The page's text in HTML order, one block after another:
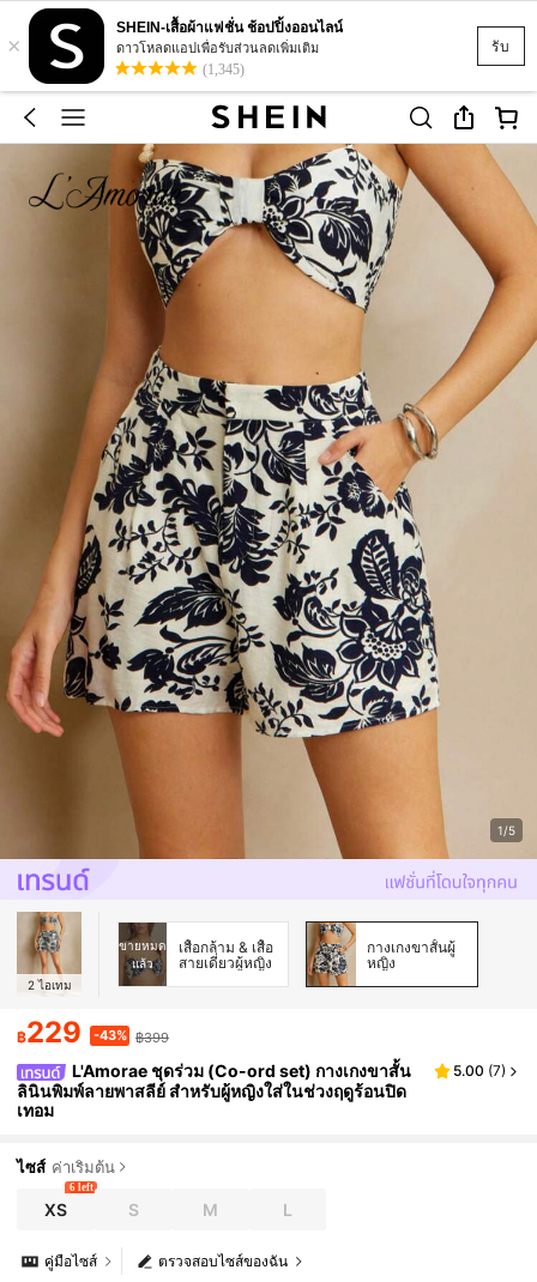
รับ
×
SHEIN-เสื้อผ้าแฟชั่น ช้อปปิ้งออนไลน์
ดาวโหลดแอปเพื่อรับส่วนลดเพิ่มเติม
(1,345)
1/5
2 ไอเทม
ขายหมด
แล้ว
เสื้อกล้าม & เสื้อ
สายเดี่ยวผู้หญิง
กางเกงขาสั้นผู้
หญิง
฿229 -43% ฿399
L'Amorae ชุดร่วม (Co-ord set) กางเกงขาสั้น
ลินินพิมพ์ลายพาสลีย์ สำหรับผู้หญิงใส่ในช่วงฤดูร้อนปิด
เทอม
5.00 (7)
ไซส์ ค่าเริ่มต้น
XS
6 left
S M L
ตรวจสอบไซส์ของฉัน
คู่มือไซส์